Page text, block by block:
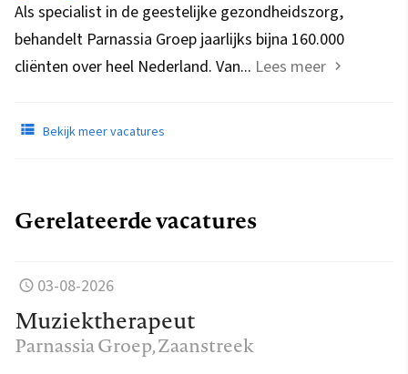
Als specialist in de geestelijke gezondheidszorg,
behandelt Parnassia Groep jaarlijks bijna 160.000
cliënten over heel Nederland. Van... Lees meer
Bekijk meer vacatures
Gerelateerde vacatures
03-08-2026
Muziektherapeut
Parnassia Groep, Zaanstreek